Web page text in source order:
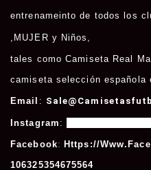
entrenameinto de todos los
, MUJER y Niños ,
tales comoCamiseta Real
camiseta selección española
Email :
Instagram :
Facebook: Https://
106325354675564